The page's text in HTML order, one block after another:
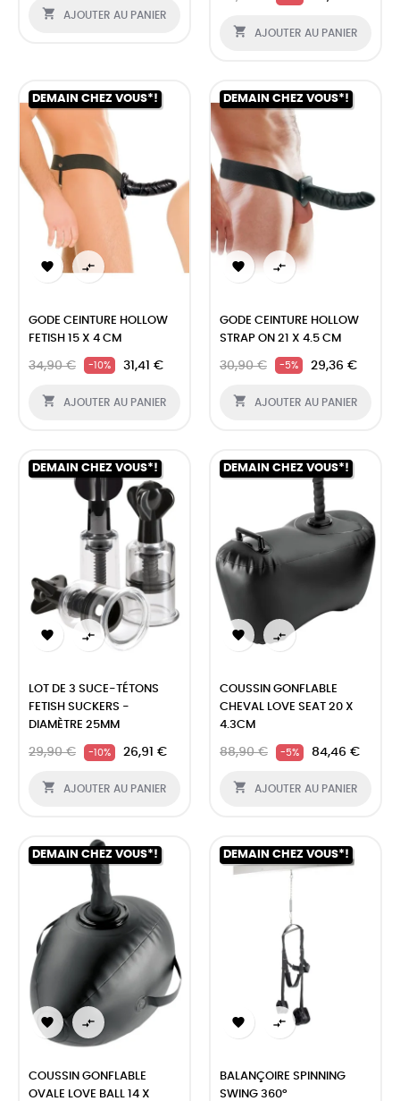
 AJOUTER AU PANIER
 AJOUTER AU PANIER
DEMAIN CHEZ VOUS*!
 
GODE CEINTURE HOLLOW
FETISH 15 X 4 CM
34,90 € -10% 31,41 €
 AJOUTER AU PANIER
DEMAIN CHEZ VOUS*!
 
GODE CEINTURE HOLLOW
STRAP ON 21 X 4.5 CM
30,90 € -5% 29,36 €
 AJOUTER AU PANIER
DEMAIN CHEZ VOUS*!
 
LOT DE 3 SUCE-TÉTONS
FETISH SUCKERS -
DIAMÈTRE 25MM
29,90 € -10% 26,91 €
 AJOUTER AU PANIER
DEMAIN CHEZ VOUS*!
 
COUSSIN GONFLABLE
CHEVAL LOVE SEAT 20 X
4.3CM
88,90 € -5% 84,46 €
 AJOUTER AU PANIER
DEMAIN CHEZ VOUS*!
 
COUSSIN GONFLABLE
OVALE LOVE BALL 14 X
DEMAIN CHEZ VOUS*!
 
BALANÇOIRE SPINNING
SWING 360°